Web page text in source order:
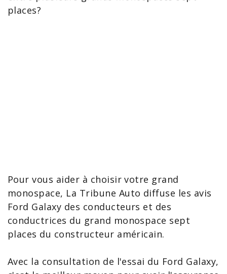
places?
Pour vous aider à choisir votre grand
monospace, La Tribune Auto diffuse les avis
Ford Galaxy des conducteurs et des
conductrices du grand monospace sept
places du constructeur américain.
Avec la consultation de l'essai du Ford Galaxy,